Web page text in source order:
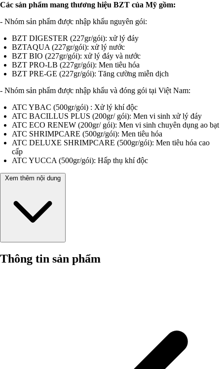
Các sản phẩm mang thương hiệu BZT của Mỹ gồm:
- Nhóm sản phẩm được nhập khẩu nguyên gói:
BZT DIGESTER (227gr/gói): xử lý đáy
BZTAQUA (227gr/gói): xử lý nước
BZT BIO (227gr/gói): xử lý đáy và nước
BZT PRO-LB (227gr/gói): Men tiêu hóa
BZT PRE-GE (227gr/gói): Tăng cường miễn dịch
- Nhóm sản phẩm được nhập khẩu và đóng gói tại Việt Nam:
ATC YBAC (500gr/gói) : Xử lý khí độc
ATC BACILLUS PLUS (200gr/ gói): Men vi sinh xử lý đáy
ATC ECO RENEW (200gr/ gói): Men vi sinh chuyên dụng ao bạt
ATC SHRIMPCARE (500gr/gói): Men tiêu hóa
ATC DELUXE SHRIMPCARE (500gr/gói): Men tiêu hóa cao
cấp
ATC YUCCA (500gr/gói): Hấp thụ khí độc
Xem thêm nội dung
Thông tin sản phẩm